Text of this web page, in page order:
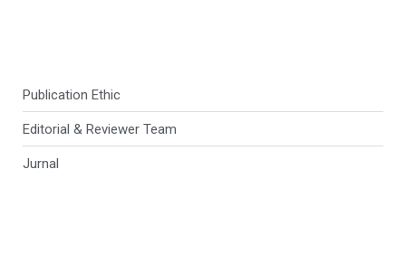
Publication Ethic
Editorial & Reviewer Team
Jurnal